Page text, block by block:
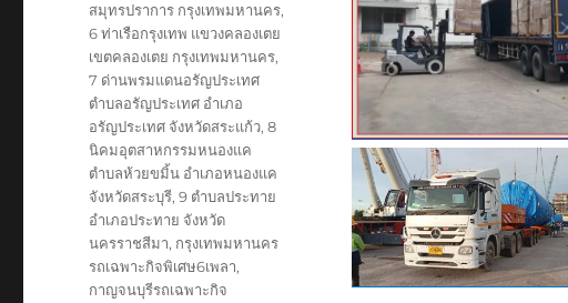
สมุทรปราการ กรุงเทพมหานคร,
6 ท่าเรือกรุงเทพ แขวงคลองเตย
เขตคลองเตย กรุงเทพมหานคร,
7 ด่านพรมแดนอรัญประเทศ
ตำบลอรัญประเทศ อำเภอ
อรัญประเทศ จังหวัดสระแก้ว,8
นิคมอุตสาหกรรมหนองแค
ตำบลห้วยขมิ้น อำเภอหนองแค
จังหวัดสระบุรี,9 ตำบลประทาย
อำเภอประทาย จังหวัด
นครราชสีมา, กรุงเทพมหานคร
รถเฉพาะกิจพิเศษ6เพลา,
กาญจนบุรีรถเฉพาะกิจ